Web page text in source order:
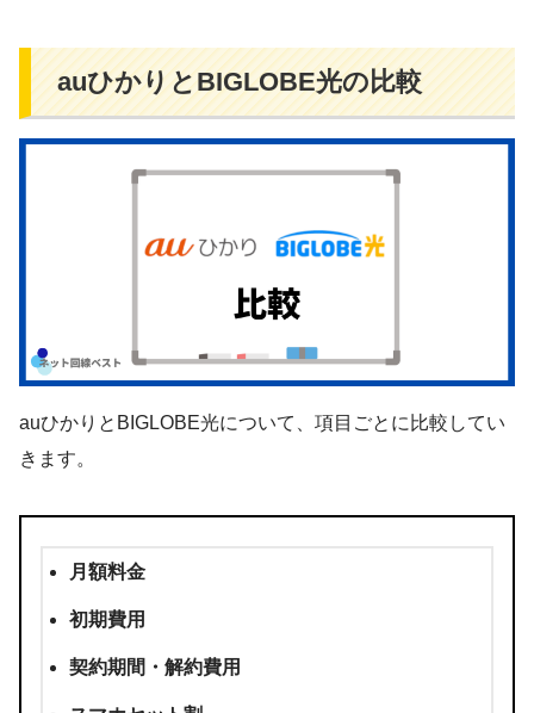
auひかりとBIGLOBE光の比較
auひかりとBIGLOBE光について、項目ごとに比較してい
きます。
月額料金
初期費用
契約期間・解約費用